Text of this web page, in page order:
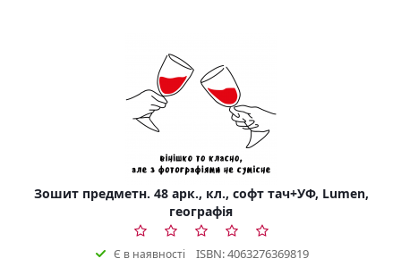
Зошит предметн. 48 арк., кл., софт тач+УФ, Lumen,
географія
Є в наявності ISBN: 4063276369819